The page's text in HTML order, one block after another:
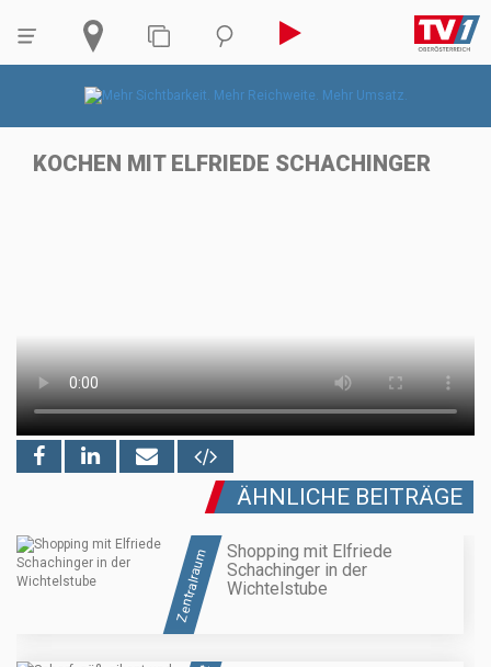
KOCHEN MIT ELFRIEDE SCHACHINGER
ÄHNLICHE BEITRÄGE
Zentralraum
Shopping mit Elfriede
Schachinger in der
Wichtelstube